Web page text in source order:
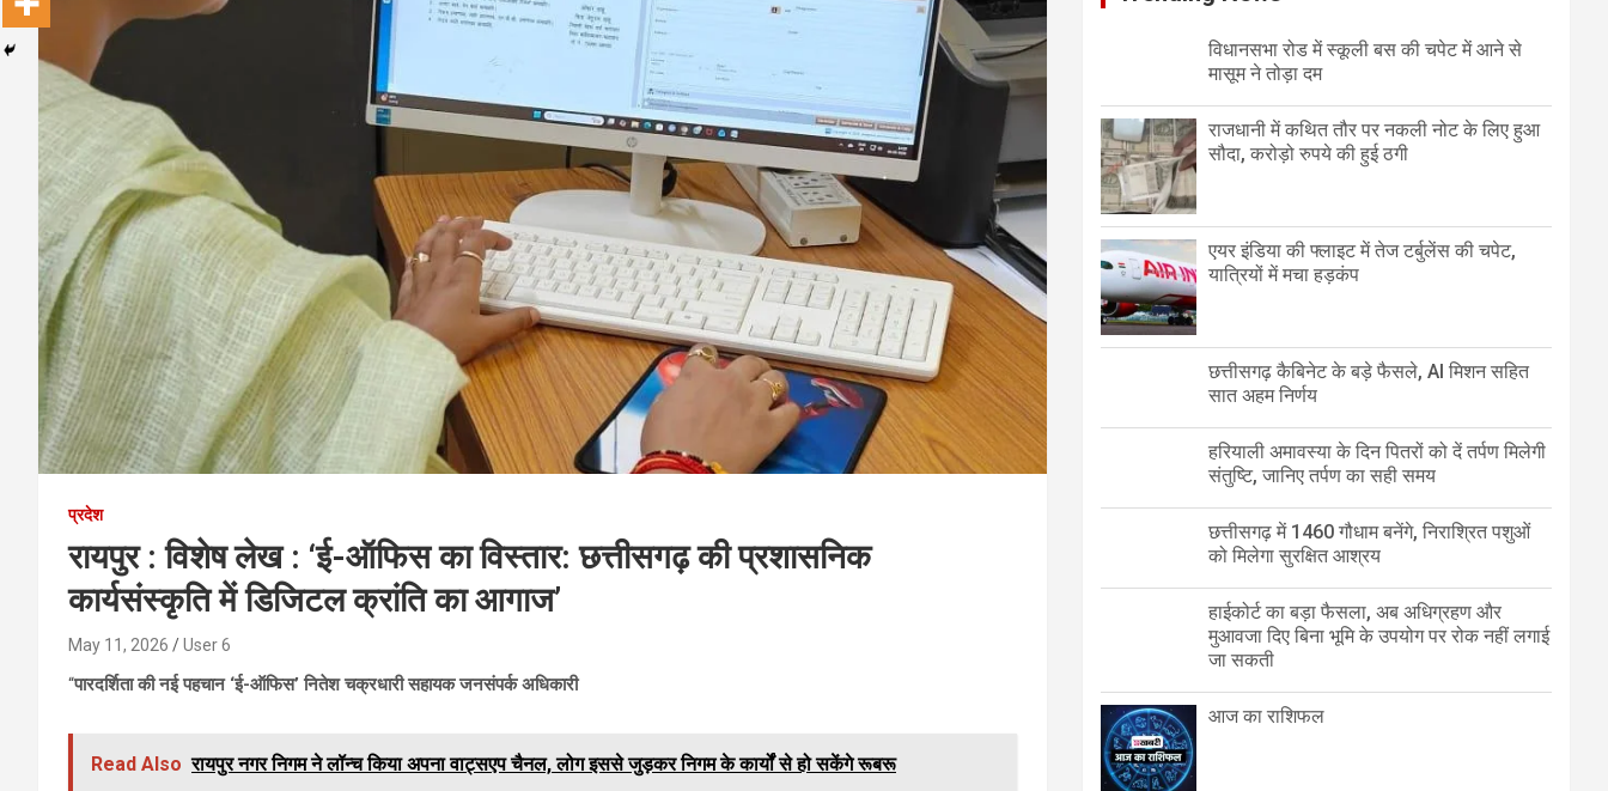
प्रदेश
रायपुर : विशेष लेख : ‘ई-ऑफिस का विस्तार: छत्तीसगढ़ की प्रशासनिक
कार्यसंस्कृति में डिजिटल क्रांति का आगाज’
May 11, 2026 User 6
“पारदर्शिता की नई पहचान ‘ई-ऑफिस’ नितेश चक्रधारी सहायक जनसंपर्क अधिकारी
Read Also रायपुर नगर निगम ने लॉन्च किया अपना वाट्सएप चैनल, लोग इससे जुड़कर निगम के कार्यों से हो सकेंगे रूबरू
विधानसभा रोड में स्कूली बस की चपेट में आने से
मासूम ने तोड़ा दम
राजधानी में कथित तौर पर नकली नोट के लिए हुआ
सौदा, करोड़ो रुपये की हुई ठगी
एयर इंडिया की फ्लाइट में तेज टर्बुलेंस की चपेट,
यात्रियों में मचा हड़कंप
छत्तीसगढ़ कैबिनेट के बड़े फैसले, AI मिशन सहित
सात अहम निर्णय
हरियाली अमावस्या के दिन पितरों को दें तर्पण मिलेगी
संतुष्टि, जानिए तर्पण का सही समय
छत्तीसगढ़ में 1460 गौधाम बनेंगे, निराश्रित पशुओं
को मिलेगा सुरक्षित आश्रय
हाईकोर्ट का बड़ा फैसला, अब अधिग्रहण और
मुआवजा दिए बिना भूमि के उपयोग पर रोक नहीं लगाई
जा सकती
आज का राशिफल